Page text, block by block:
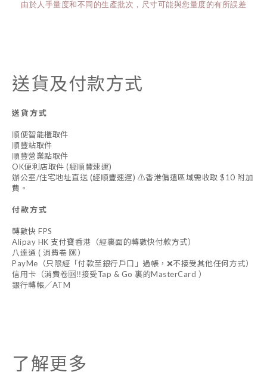
由於人手量度和不同的生產批次，尺寸可能與您量度的有所誤差
送貨及付款方式
送貨方式
順便智能櫃取件
順豐站取件
順豐營業點取件
OK便利店取件 (經順豐速運)
辦公室/住宅地址直送 (經順豐速運) ⚠️香港偏遠區域需收取 $10 附加
費。
付款方式
轉數快 FPS
Alipay HK 支付寶香港（經裏面的轉數快付款方式）
八達通 ( 消費卷 🆗）
PayMe（只限經「付款至銀行戶口」過帳，❌不接受其他任何方式）
信用卡（消費卷🆗‼️接受Tap & Go 裏的MasterCard ）
銀行轉帳／ATM
了解更多